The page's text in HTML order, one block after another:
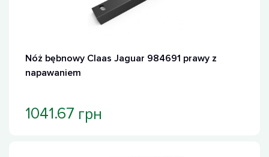
Nóż bębnowy Claas Jaguar 984691 prawy z
napawaniem
1041.67 грн